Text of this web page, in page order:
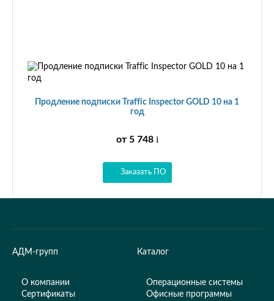
Продление подписки Traffic Inspector GOLD 10 на 1
год
от 5 748 i
Заказать ПО
АДМ-групп
О компании
Сертификаты
Каталог
Операционные системы
Офисные программы